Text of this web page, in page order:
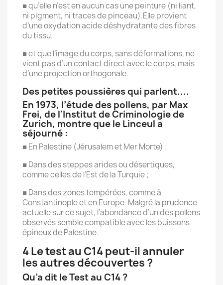
■ qu’elle n’est en aucun cas une peinture (ni liant,
ni pigment, ni traces de pinceau).Elle provient
d’une oxydation acide déshydratante des fibres
du tissu.
■ et que l’image du corps, sans déformations, ne
vient pas d’un contact direct avec le corps, mais
d’une projection orthogonale.
Des petites poussières qui parlent....
En 1973, l’étude des pollens, par Max
Frei, de l'Institut de Criminologie de
Zurich, montre que le Linceul a
séjourné :
■ En Palestine (Jérusalem et Mer Morte) ;
■ Dans des steppes arides ou désertiques,
comme celles de l’Est de la Turquie ;
■ Dans des zones tempérées, comme à
Constantinople et en Europe. Malgré la prudence
actuelle sur ce sujet, l’abondance d’un des pollens
observés semble compatible avec les buissons
épineux de Palestine.
4 Le test au C14 peut-il annuler
les autres découvertes ?
Qu’a dit le Test au C14 ?